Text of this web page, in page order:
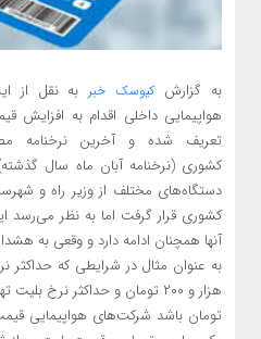
به گزارش کیوسک خبر به نقل از
هواپیمایی داخلی اقدام به افزایش
تعریف شده و آخرین نرخنامه
کشوری (نرخنامه آبان ماه سال
دستگاه‌های مختلف از وزیر راه و
کشوری قرار گرفت اما به نظر می‌رسد
آنها همچنان ادامه دارد و وقعی به
تومان باشد شرکت‌های هواپیمایی